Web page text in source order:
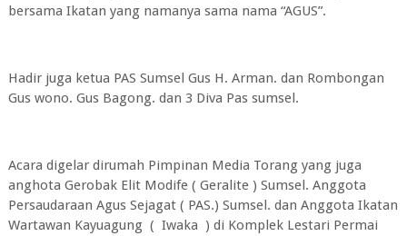
bersama Ikatan yang namanya sama nama “AGUS”.
Hadir juga ketua PAS Sumsel Gus H. Arman. dan Rombongan
Gus wono. Gus Bagong. dan 3 Diva Pas sumsel.
Acara digelar dirumah Pimpinan Media Torang yang juga
anghota Gerobak Elit Modife ( Geralite ) Sumsel. Anggota
Persaudaraan Agus Sejagat ( PAS.) Sumsel. dan Anggota Ikatan
Wartawan Kayuagung ( Iwaka ) di Komplek Lestari Permai